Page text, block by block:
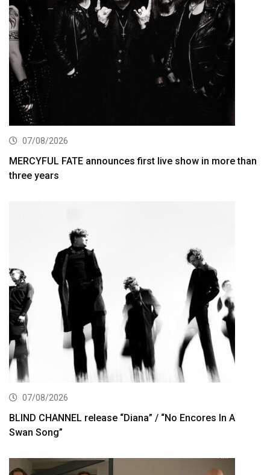
07/08/2026
MERCYFUL FATE announces first live show in more than
three years
07/08/2026
BLIND CHANNEL release “Diana” / “No Encores In A
Swan Song”